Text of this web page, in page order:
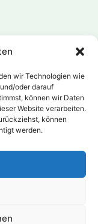
wir Technologien wie
oder darauf
können wir Daten
Website verarbeiten.
können
werden.